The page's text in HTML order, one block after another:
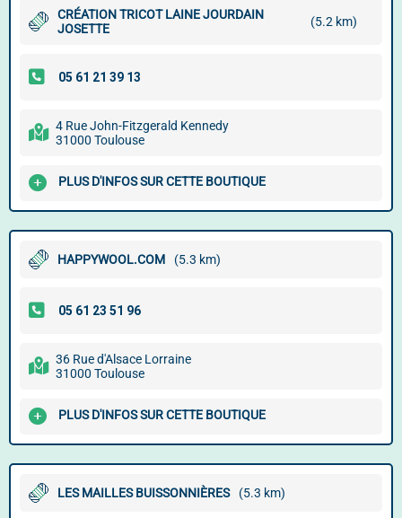
CRÉATION TRICOT LAINE JOURDAIN
JOSETTE
(5.2 km)
4 Rue John-Fitzgerald Kennedy
31000 Toulouse
PLUS D'INFOS SUR CETTE BOUTIQUE
HAPPYWOOL.COM (5.3 km)
36 Rue d'Alsace Lorraine
31000 Toulouse
PLUS D'INFOS SUR CETTE BOUTIQUE
LES MAILLES BUISSONNIÈRES (5.3 km)